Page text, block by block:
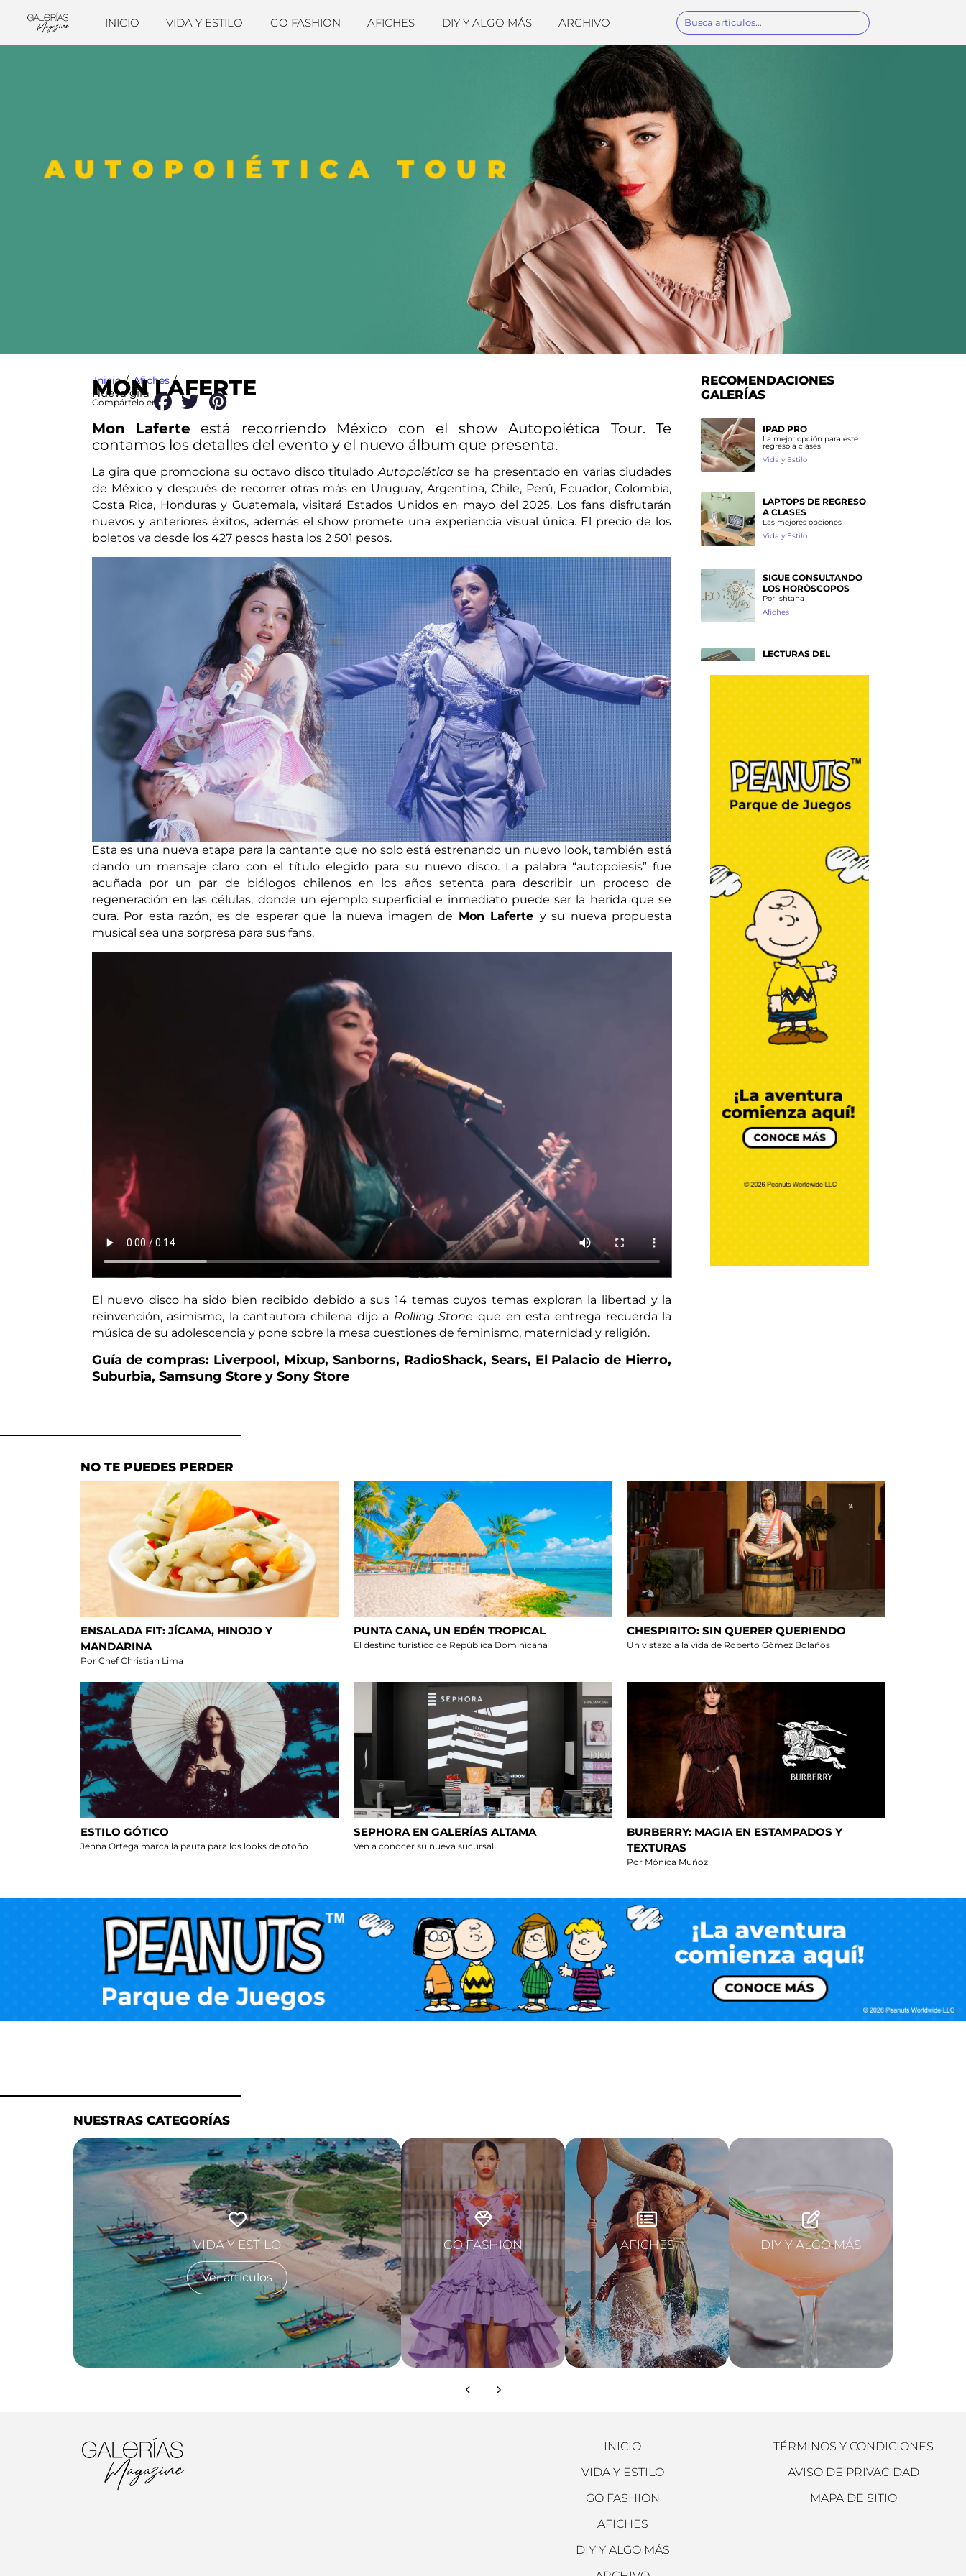
INICIO VIDA Y ESTILO GO FASHION AFICHES DIY Y ALGO MÁS ARCHIVO
Inicio / Afiches /
MON LAFERTE
Nueva gira
Compártelo en:
Mon Laferte está recorriendo México con el show Autopoiética Tour. Te
contamos los detalles del evento y el nuevo álbum que presenta.
La gira que promociona su octavo disco tituladoAutopoiética se ha presentado en varias ciudades
de México y después de recorrer otras más en Uruguay, Argentina, Chile, Perú, Ecuador, Colombia,
Costa Rica, Honduras y Guatemala, visitará Estados Unidos en mayo del 2025. Los fans disfrutarán
nuevos y anteriores éxitos, además el show promete una experiencia visual única. El precio de los
boletos va desde los 427 pesos hasta los 2 501 pesos.
Esta es una nueva etapa para la cantante que no solo está estrenando un nuevo look, también está
dando un mensaje claro con el título elegido para su nuevo disco. La palabra “autopoiesis” fue
acuñada por un par de biólogos chilenos en los años setenta para describir un proceso de
regeneración en las células, donde un ejemplo superficial e inmediato puede ser la herida que se
cura. Por esta razón, es de esperar que la nueva imagen de Mon Laferte y su nueva propuesta
musical sea una sorpresa para sus fans.
El nuevo disco ha sido bien recibido debido a sus 14 temas cuyos temas exploran la libertad y la
reinvención, asimismo, la cantautora chilena dijo a Rolling Stone que en esta entrega recuerda la
música de su adolescencia y pone sobre la mesa cuestiones de feminismo, maternidad y religión.
Guía de compras: Liverpool, Mixup, Sanborns, RadioShack, Sears, El Palacio de Hierro,
Suburbia, Samsung Store y Sony Store
RECOMENDACIONES
GALERÍAS
IPAD PRO
La mejor opción para este
regreso a clases
Vida y Estilo
LAPTOPS DE REGRESO
A CLASES
Las mejores opciones
Vida y Estilo
SIGUE CONSULTANDO
LOS HORÓSCOPOS
Por Ishtana
Afiches
LECTURAS DEL
Títulos para entender tu
mente
Afiches
SAM SMITH: HAZEL
EYES
Un nuevo y emotivo disco
sobre NY
Afiches
RAYAS COLORIDAS
Por Mónica Muñoz
Go Fashion
WRAPOLLO
Por Chef Christian Lima
DIY y Algo más
WRAP DE PAVO EN
CREMOSO DE
AGUACATE
Por Chef Daniel Zárate
DIY y Algo más
BATIDO DE YOGUR
GRIEGO
Por Chef Daniel Zárate
DIY y Algo más
NO TE PUEDES PERDER
ENSALADA FIT: JÍCAMA, HINOJO Y
MANDARINA
Por Chef Christian Lima
PUNTA CANA, UN EDÉN TROPICAL
El destino turístico de República Dominicana
CHESPIRITO: SIN QUERER QUERIENDO
Un vistazo a la vida de Roberto Gómez Bolaños
ESTILO GÓTICO
Jenna Ortega marca la pauta para los looks de otoño
SEPHORA EN GALERÍAS ALTAMA
Ven a conocer su nueva sucursal
BURBERRY: MAGIA EN ESTAMPADOS Y
TEXTURAS
Por Mónica Muñoz
NUESTRAS CATEGORÍAS
VIDA Y ESTILO
Ver artículos
GO FASHION AFICHES DIY Y ALGO MÁS
INICIO
VIDA Y ESTILO
GO FASHION
AFICHES
DIY Y ALGO MÁS
TÉRMINOS Y CONDICIONES
AVISO DE PRIVACIDAD
MAPA DE SITIO